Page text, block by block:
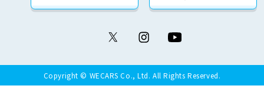
Copyright © WECARS Co., Ltd. All Rights Reserved.